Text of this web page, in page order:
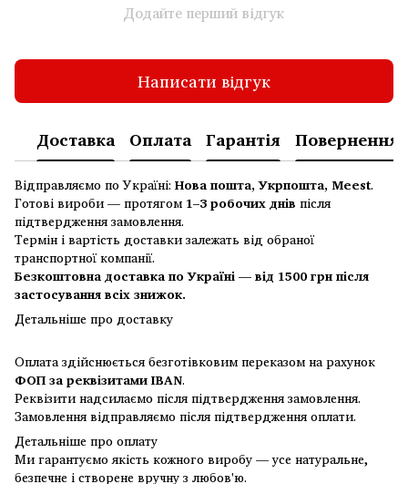
Додайте перший відгук
Написати відгук
Доставка Оплата Гарантія Повернення
Відправляємо по Україні: Нова пошта, Укрпошта, Meest.
Готові вироби — протягом 1–3 робочих днів після
підтвердження замовлення.
Термін і вартість доставки залежать від обраної
транспортної компанії.
Безкоштовна доставка по Україні — від 1500 грн після
застосування всіх знижок.
Детальніше про доставку
Оплата здійснюється безготівковим переказом на рахунок
ФОП за реквізитами IBAN.
Реквізити надсилаємо після підтвердження замовлення.
Замовлення відправляємо після підтвердження оплати.
Детальніше про оплату
Ми гарантуємо якість кожного виробу — усе натуральне,
безпечне і створене вручну з любов'ю.